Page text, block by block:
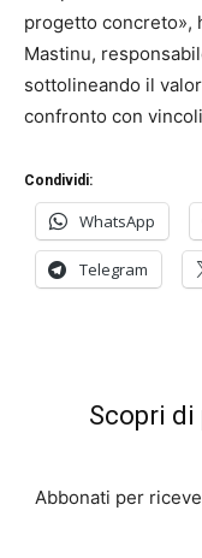
progetto concreto»,
Mastinu,
sottolineando il
confronto con
Condividi:
WhatsApp
Telegram
Scopri di
Abbonati per